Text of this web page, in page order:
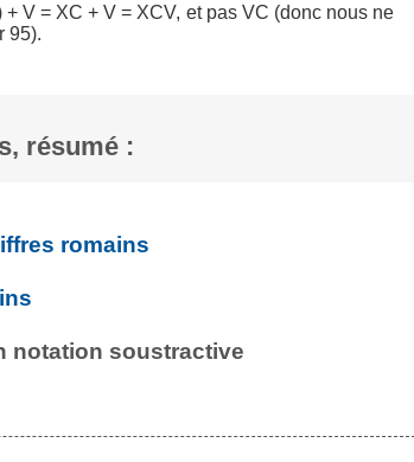
V = XC + V = XCV, et pas VC (donc nous ne
95).
résumé :
romains
notation soustractive